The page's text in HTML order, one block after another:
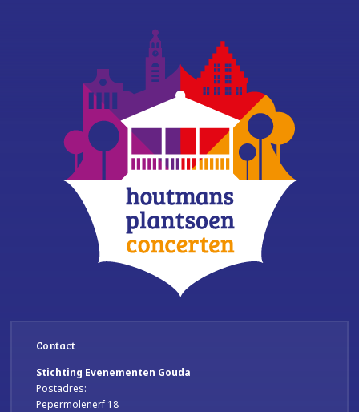
Contact
Stichting Evenementen Gouda
Postadres:
Pepermolenerf 18